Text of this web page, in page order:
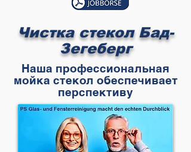
Чистка стекол Бад-
Зегеберг
Наша профессиональная
мойка стекол обеспечивает
перспективу